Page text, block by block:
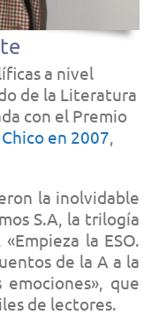
a nivel
de la Literatura
con el Premio
en 2007
la inolvidable
S.A , la trilogía
«Empieza la ESO.
de la A a la
que
de lectores.